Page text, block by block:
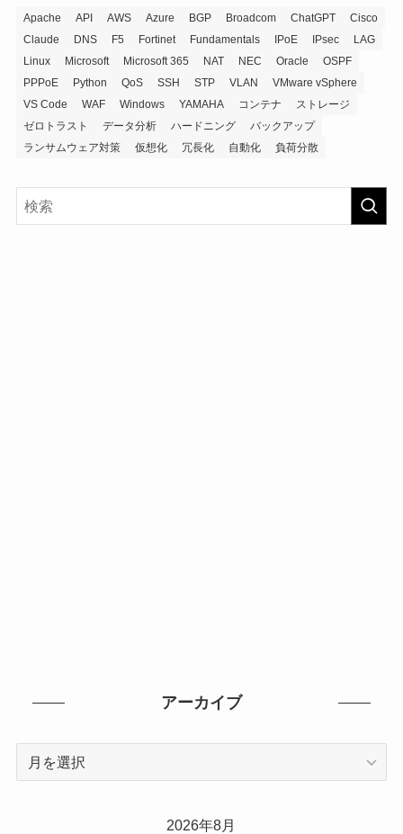
Apache API AWS Azure BGP Broadcom ChatGPT
Cisco
Claude
DNS F5 Fortinet Fundamentals IPoE IPsec
LAG
Linux
Microsoft Microsoft 365 NAT NEC Oracle
OSPF
PPPoE
Python QoS SSH STP VLAN
VMware vSphere
VS Code
WAF Windows YAMAHA コンテナ
ストレージ
ゼロトラスト
データ分析 ハードニング
バックアップ
ランサムウェア対策
仮想化 冗長化 自動化 負荷分散
アーカイブ
2026年8月